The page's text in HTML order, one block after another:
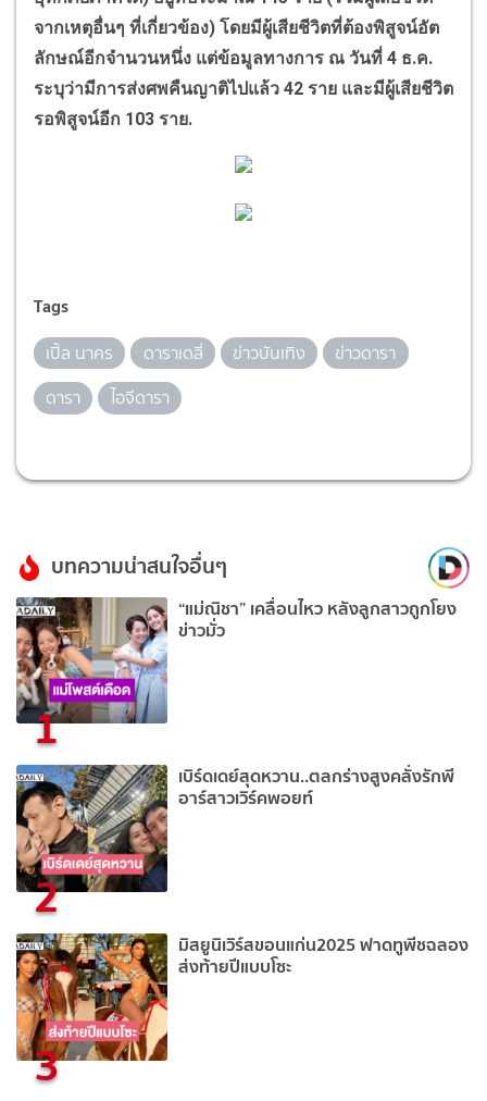
จากเหตุอื่นๆ ที่เกี่ยวข้อง) โดยมีผู้เสียชีวิตที่ต้องพิสูจน์อัต
ลักษณ์อีกจำนวนหนึ่ง แต่ข้อมูลทางการ ณ วันที่ 4 ธ.ค.
ระบุว่ามีการส่งศพคืนญาติไปแล้ว 42 ราย และมีผู้เสียชีวิต
รอพิสูจน์อีก 103 ราย.
Tags
เปิ้ล นาคร ดาราเดลี่ ข่าวบันเทิง
ข่าวดารา
ดารา
ไอจีดารา
บทความน่าสนใจอื่นๆ
1
“แม่ณิชา” เคลื่อนไหว หลังลูกสาวถูกโยง
ข่าวมั่ว
2
เบิร์ดเดย์สุดหวาน..ตลกร่างสูงคลั่งรักพี
อาร์สาวเวิร์คพอยท์
3
มิสยูนิเวิร์สขอนแก่น2025 ฟาดทูพีชฉลอง
ส่งท้ายปีแบบโซะ